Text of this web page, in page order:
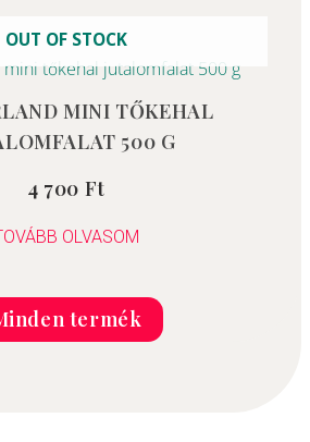
OUT OF STOCK
MINI TŐKEHAL
500 G
4 700 Ft
OLVASOM
termék